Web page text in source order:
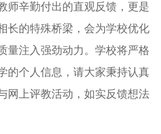
师辛勤付出的直观反馈，更是
长的特殊桥梁，会为学校优化
量注入强劲动力。学校将严格
的个人信息，请大家秉持认真
网上评教活动，如实反馈想法